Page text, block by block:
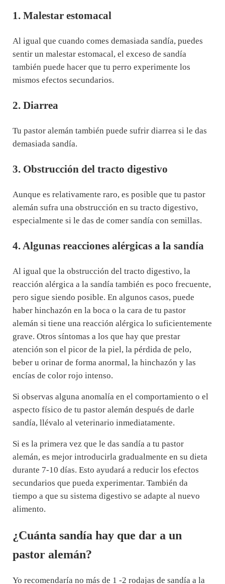
1. Malestar estomacal
Al igual que cuando comes demasiada sandía, puedes
sentir un malestar estomacal, el exceso de sandía
también puede hacer que tu perro experimente los
mismos efectos secundarios.
2. Diarrea
Tu pastor alemán también puede sufrir diarrea si le das
demasiada sandía.
3. Obstrucción del tracto digestivo
Aunque es relativamente raro, es posible que tu pastor
alemán sufra una obstrucción en su tracto digestivo,
especialmente si le das de comer sandía con semillas.
4. Algunas reacciones alérgicas a la sandía
Al igual que la obstrucción del tracto digestivo, la
reacción alérgica a la sandía también es poco frecuente,
pero sigue siendo posible. En algunos casos, puede
haber hinchazón en la boca o la cara de tu pastor
alemán si tiene una reacción alérgica lo suficientemente
grave. Otros síntomas a los que hay que prestar
atención son el picor de la piel, la pérdida de pelo,
beber u orinar de forma anormal, la hinchazón y las
encías de color rojo intenso.
Si observas alguna anomalía en el comportamiento o el
aspecto físico de tu pastor alemán después de darle
sandía, llévalo al veterinario inmediatamente.
Si es la primera vez que le das sandía a tu pastor
alemán, es mejor introducirla gradualmente en su dieta
durante 7-10 días. Esto ayudará a reducir los efectos
secundarios que pueda experimentar. También da
tiempo a que su sistema digestivo se adapte al nuevo
alimento.
¿Cuánta sandía hay que dar a un
pastor alemán?
Yo recomendaría no más de 1 -2 rodajas de sandía a la